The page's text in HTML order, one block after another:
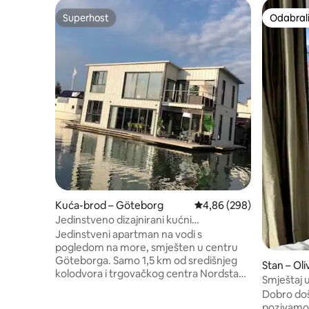
Superhost
Superhost
Kuća-brod – Göteborg Prosječna ocjena: 4,86/
4,86 (298)
Jedinstveno dizajnirani kućni
brod/plutajuća kuća
Jedinstveni apartman na vodi s
pogledom na more, smješten u centru
Göteborga. Samo 1,5 km od središnjeg
kolodvora i trgovačkog centra Nordstan.
Stan –
Smještaj
Dobro